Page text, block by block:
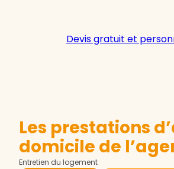
Devis gratuit et
Les prestations
domicile de
Entretien du logement